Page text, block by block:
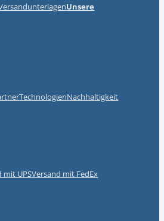
Unsere
TechnologienNachhaltigkeit
mit UPSVersand mit FedEx